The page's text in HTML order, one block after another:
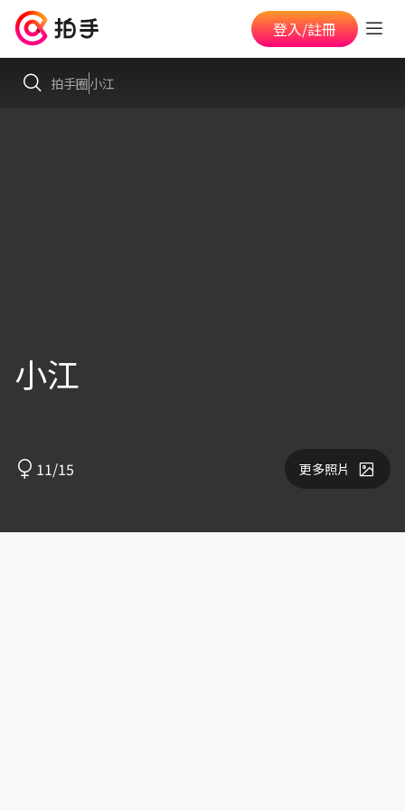
登入/註冊
拍手圈小江
小江
11/15 更多照片